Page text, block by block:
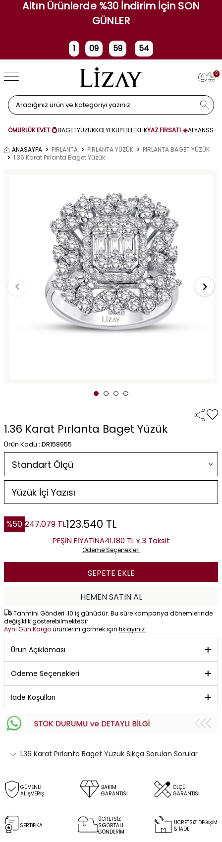
Altın Ürünlerde %30 İndirim İçin SON
GÜNLER
1
Gün
09
Saat
59 53
0
ÖMÜRLÜK EVET 💍BAGETYÜZÜKKOLYEKÜPEBİLEKLİKYAZ FIRSATI ☀️ALYANS
ANASAYFA PIRLANTA PIRLANTA YÜZÜK
PIRLANTA BAGET YÜZÜK
1.36 Karat Pırlanta Baget Yüzük
1.36 Karat Pırlanta Baget Yüzük
Ürün Kodu : DR158955
%50 247.079TL123.540 TL
PEŞİN FİYATINA41.180 TL x 3 Taksit
Ödeme Seçenekleri
SEPETE EKLE
HEMEN SATIN AL
Tahmini Gönderi: 10 iş günüdür. Bu süre kampanya dönemlerinde
değişiklik gösterebilmektedir.
Aynı Gün Kargoürünlerini görmek için tıklayınız.
Ürün Açıklaması
Ödeme Seçenekleri
İade Koşulları
1.36 Karat Pırlanta Baget Yüzük Sıkça Sorulan Sorular
GÜVENLİ
ALIŞVERİŞ
BAKIM
GARANTİSİ
ÖLÇÜ
GARANTİSİ
SERTİFİKA
ÜCRETSİZ
SİGORTALI
GÖNDERİM
ÜCRETSİZ DEĞİŞİM
& İADE